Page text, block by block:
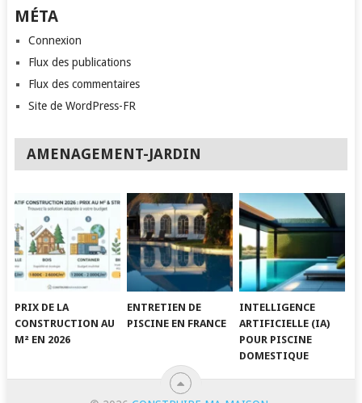
MÉTA
Connexion
Flux des publications
Flux des commentaires
Site de WordPress-FR
AMENAGEMENT-JARDIN
PRIX DE LA
CONSTRUCTION AU
M² EN 2026
ENTRETIEN DE
PISCINE EN FRANCE
INTELLIGENCE
ARTIFICIELLE (IA)
POUR PISCINE
DOMESTIQUE